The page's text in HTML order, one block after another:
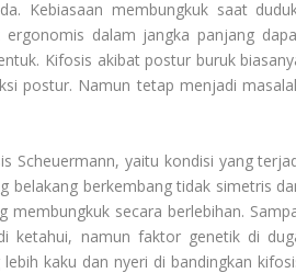
Kebiasaan membungkuk saat
dalam jangka panjang
Kifosis akibat postur buruk
postur. Namun tetap menjadi
Scheuermann, yaitu kondisi yang
belakang berkembang tidak simetris
secara berlebihan.
ketahui, namun faktor genetik di
kaku dan nyeri di bandingkan